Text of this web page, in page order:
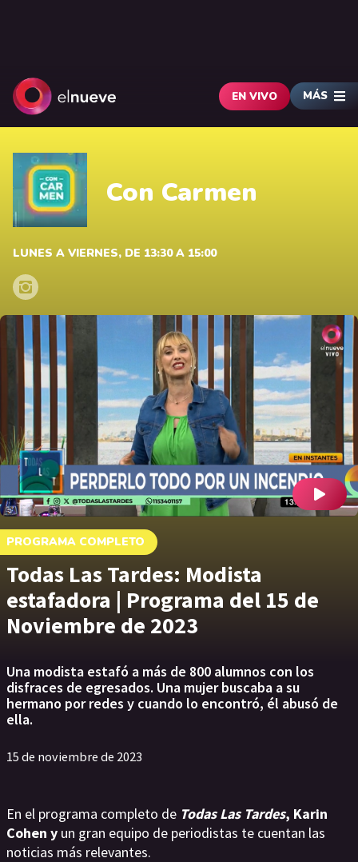
EN VIVO MÁS
Con Carmen
LUNES A VIERNES, DE 13:30 A 15:00
PROGRAMA COMPLETO
Todas Las Tardes: Modista
estafadora | Programa del 15 de
Noviembre de 2023
Una modista estafó a más de 800 alumnos con los
disfraces de egresados. Una mujer buscaba a su
hermano por redes y cuando lo encontró, él abusó de
ella.
15 de noviembre de 2023
En el programa completo de Todas Las Tardes, Karin
Cohen y un gran equipo de periodistas te cuentan las
noticias más relevantes.